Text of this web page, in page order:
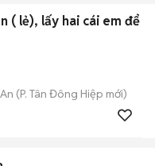
( lẻ), lấy hai cái em để
(P. Tân Đông Hiệp mới)